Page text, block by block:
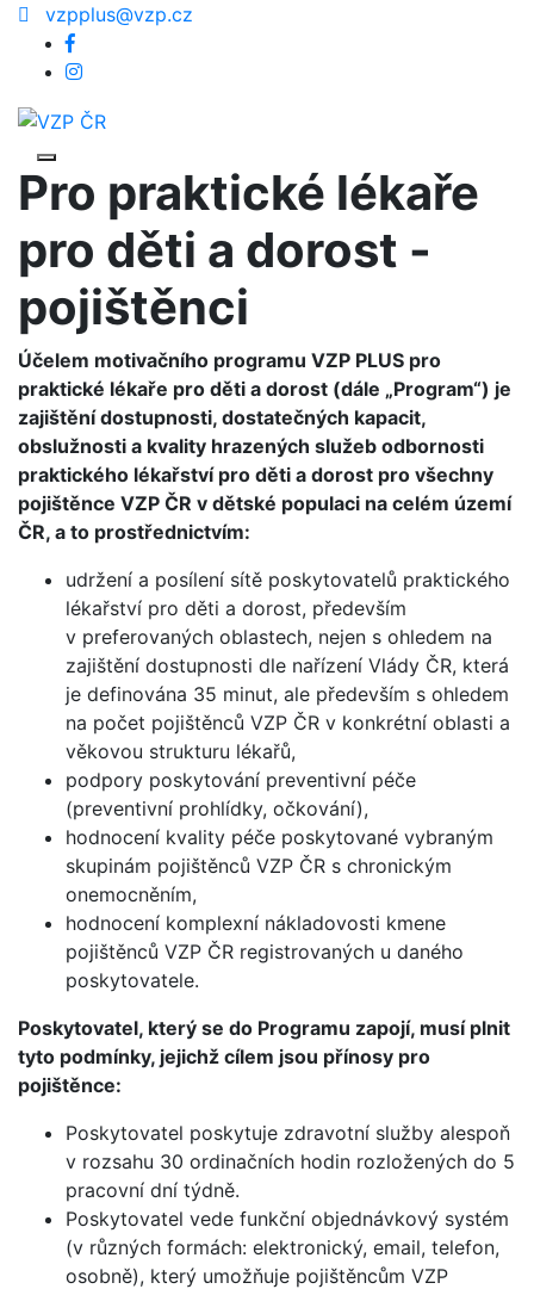
vzpplus@vzp.cz
Pro praktické lékaře
pro děti a dorost -
pojištěnci
Účelem motivačního programu VZP PLUS pro
praktické lékaře pro děti a dorost (dále „Program“) je
zajištění dostupnosti, dostatečných kapacit,
obslužnosti a kvality hrazených služeb odbornosti
praktického lékařství pro děti a dorost pro všechny
pojištěnce VZP ČR v dětské populaci na celém území
ČR, a to prostřednictvím:
udržení a posílení sítě poskytovatelů praktického
lékařství pro děti a dorost, především
v preferovaných oblastech, nejen s ohledem na
zajištění dostupnosti dle nařízení Vlády ČR, která
je definována 35 minut, ale především s ohledem
na počet pojištěnců VZP ČR v konkrétní oblasti a
věkovou strukturu lékařů,
podpory poskytování preventivní péče
(preventivní prohlídky, očkování),
hodnocení kvality péče poskytované vybraným
skupinám pojištěnců VZP ČR s chronickým
onemocněním,
hodnocení komplexní nákladovosti kmene
pojištěnců VZP ČR registrovaných u daného
poskytovatele.
Poskytovatel, který se do Programu zapojí, musí plnit
tyto podmínky, jejichž cílem jsou přínosy pro
pojištěnce:
Poskytovatel poskytuje zdravotní služby alespoň
v rozsahu 30 ordinačních hodin rozložených do 5
pracovní dní týdně.
Poskytovatel vede funkční objednávkový systém
(v různých formách: elektronický, email, telefon,
osobně), který umožňuje pojištěncům VZP